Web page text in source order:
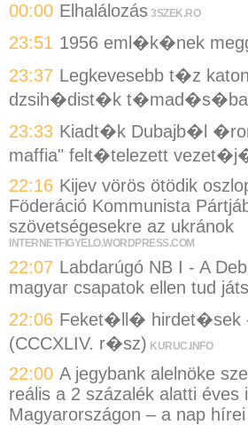
00:00 Elhalálozás 3SZEK.RO
23:51 1956 eml�k�nek
23:37 Legkevesebb t�z
dzsih�dist�k
23:33 Kiadt�k Dubajb�l
maffia" felt�telezett
22:16 Kijev vörös ötödik
Föderáció Kommunista
szövetségesekre az ukránok
INTERNETFIGYELO.WORDPRESS.COM
22:07 Labdarúgó NB I - A
magyar csapatok ellen tud
22:06 Feket�ll� hirdet�sek
(CCCXLIV. r�sz) KURUC.INFO
22:00 A jegybank alelnöke
reális a 2 százalék alatti éves
Magyarországon – a nap hírei